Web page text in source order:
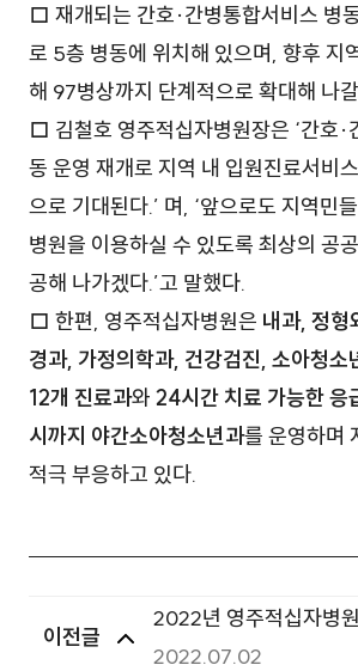
□ 재개되는 간호·간병통합서비스 병
로 5층 병동에 위치해 있으며, 향후 지
해 97병상까지 단계적으로 확대해 나
□ 김철호 영주적십자병원장은 ‘간호·
동 운영 재개로 지역 내 입원진료서비
으로 기대된다.’ 며, ‘앞으로도 지역민
병원을 이용하실 수 있도록 최상의 공
공해 나가겠다.’고 말했다.
□ 한편, 영주적십자병원은 내과, 정형
경과, 가정의학과, 건강검진, 소아청소
12개 진료과와 24시간 치료 가능한 응
시까지 야간소아청소년과를 운영하며
적극 부응하고 있다.
이전글
2022년 영주적십자병
의심의위원회 결과 공개
2022.07.02